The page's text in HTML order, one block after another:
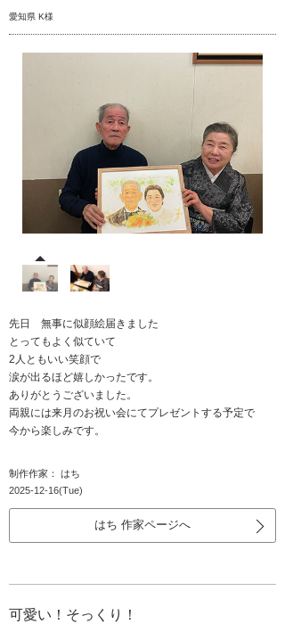
愛知県 K様
先日 無事に似顔絵届きました
とってもよく似ていて
2人ともいい笑顔で
涙が出るほど嬉しかったです。
ありがとうございました。
両親には来月のお祝い会にてプレゼントする予定で
今から楽しみです。
制作作家： はち
2025-12-16(Tue)
はち 作家ページへ
可愛い！そっくり！